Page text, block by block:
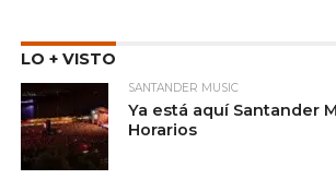
LO + VISTO
SANTANDER MUSIC
Ya está aquí Santander
Horarios